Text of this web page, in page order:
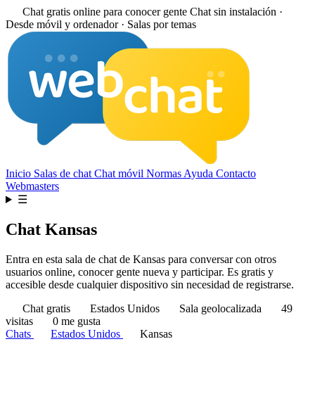
Chat gratis online para conocer gente Chat sin instalación ·
Desde móvil y ordenador · Salas por temas
Inicio Salas de chat Chat móvil Normas Ayuda Contacto
Webmasters
☰
Chat Kansas
Entra en esta sala de chat de Kansas para conversar con otros
usuarios online, conocer gente nueva y participar. Es gratis y
accesible desde cualquier dispositivo sin necesidad de registrarse.
Chat gratis
Estados Unidos Sala geolocalizada
49
visitas
0 me gusta
Chats
Estados Unidos Kansas